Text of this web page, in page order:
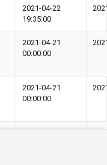
2021-04-22
19:35:00
2021-04-21
00:00:00
2021-04-21
00:00:00